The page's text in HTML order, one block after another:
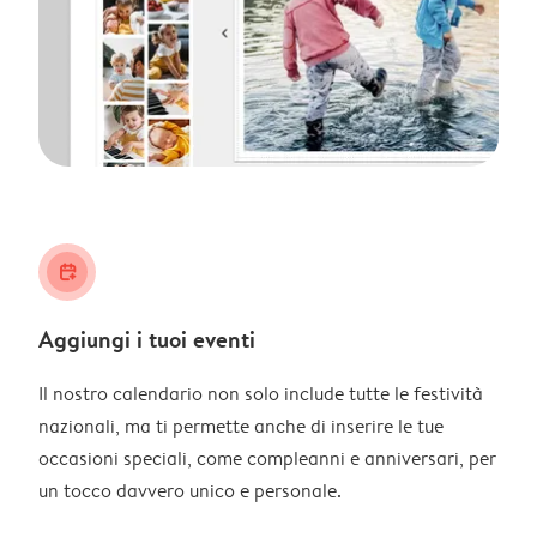
calendar_plus
Aggiungi i tuoi eventi
Il nostro calendario non solo include tutte le festività
nazionali, ma ti permette anche di inserire le tue
occasioni speciali, come compleanni e anniversari, per
un tocco davvero unico e personale.